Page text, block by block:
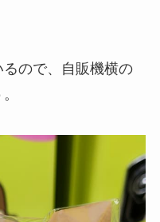
ので、自販機横の